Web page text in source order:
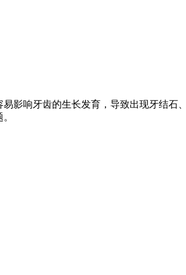
影响牙齿的生长发育，导致出现牙结石